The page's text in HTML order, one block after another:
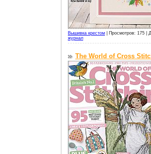
Вышивка крестом Просмотров: 175 |
журнал
The World of Cross